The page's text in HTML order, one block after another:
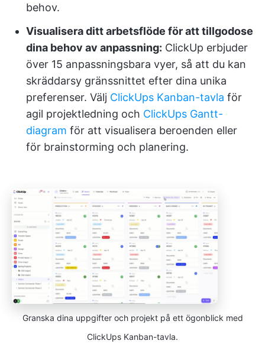
behov.
Visualisera ditt arbetsflöde för att tillgodose
dina behov av anpassning: ClickUp erbjuder
över 15 anpassningsbara vyer, så att du kan
skräddarsy gränssnittet efter dina unika
preferenser. Välj ClickUps Kanban-tavla för
agil projektledning och ClickUps Gantt-
diagram för att visualisera beroenden eller
för brainstorming och planering.
Granska dina uppgifter och projekt på ett ögonblick med
ClickUps Kanban-tavla.